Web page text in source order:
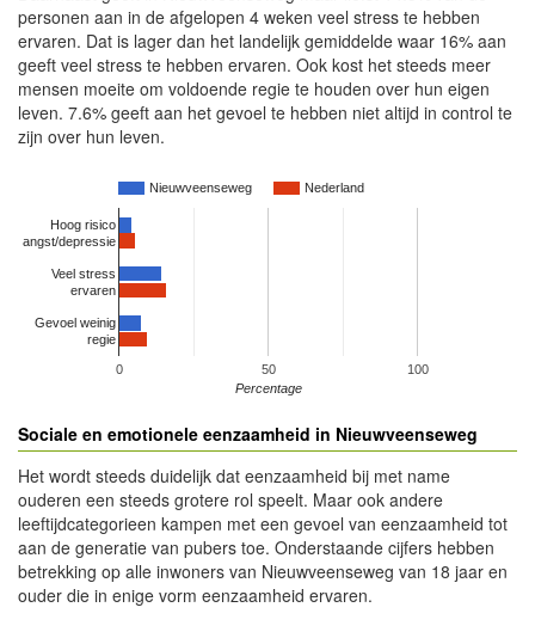
personen aan in de afgelopen 4 weken veel stress te hebben
ervaren. Dat is lager dan het landelijk gemiddelde waar 16% aan
geeft veel stress te hebben ervaren. Ook kost het steeds meer
mensen moeite om voldoende regie te houden over hun eigen
leven. 7.6% geeft aan het gevoel te hebben niet altijd in control te
zijn over hun leven.
Nieuwveenseweg Nederland
0 50 100
Hoog risico
angst/depressie
Veel stress
ervaren
Gevoel weinig
regie
Percentage
Sociale en emotionele eenzaamheid in Nieuwveenseweg
Het wordt steeds duidelijk dat eenzaamheid bij met name
ouderen een steeds grotere rol speelt. Maar ook andere
leeftijdcategorieen kampen met een gevoel van eenzaamheid tot
aan de generatie van pubers toe. Onderstaande cijfers hebben
betrekking op alle inwoners van Nieuwveenseweg van 18 jaar en
ouder die in enige vorm eenzaamheid ervaren.